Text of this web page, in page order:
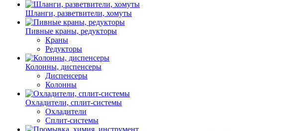
Шланги, разветвители, хомуты
Пивные краны, редукторы
Краны
Редукторы
Колонны, диспенсеры
Диспенсеры
Колонны
Охладители, сплит-системы
Охладители
Сплит-системы